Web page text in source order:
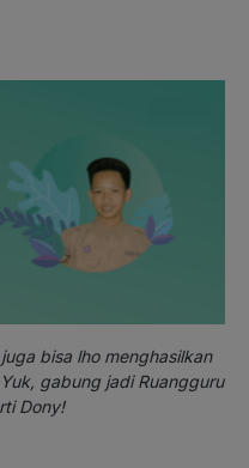
bisa lho menghasilkan
gabung jadi Ruangguru
Dony!